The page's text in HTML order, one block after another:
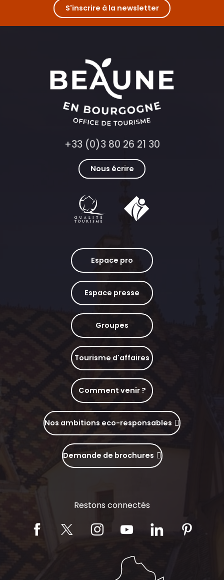
S'inscrire à la newsletter
+33 (0)3 80 26 21 30
Nous écrire
Espace pro
Espace presse
Groupes
Tourisme d'affaires
Comment venir ?
Nos ambitions eco-responsables
Demande de brochures
Restons connectés